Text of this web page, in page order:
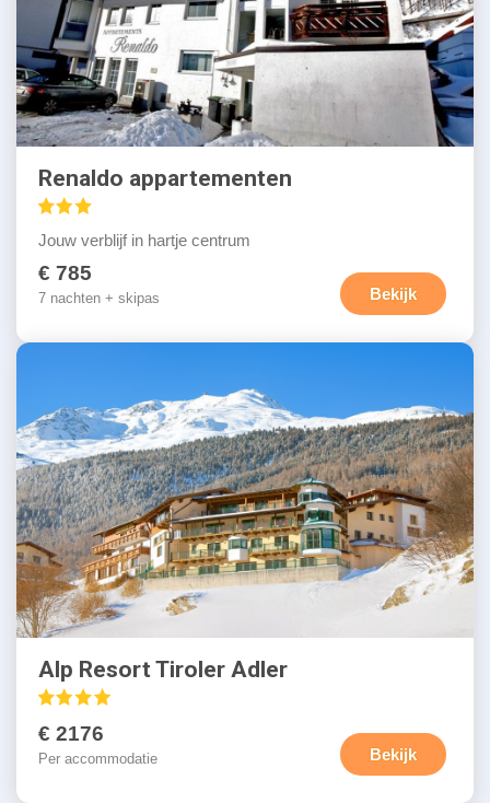
Renaldo appartementen
Jouw verblijf in hartje centrum
€ 785
7 nachten + skipas Bekijk
Alp Resort Tiroler Adler
€ 2176
Per accommodatie Bekijk